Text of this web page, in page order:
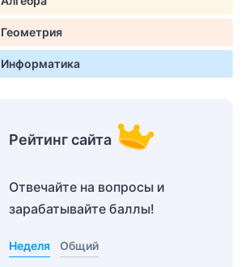
Геометрия
Информатика
Рейтинг сайта
Отвечайте на вопросы и
зарабатывайте баллы!
Неделя Общий